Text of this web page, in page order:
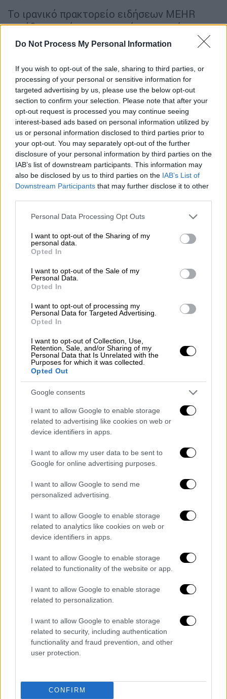
Do Not Process My Personal Information
If you wish to opt-out of the sale, sharing to third parties, or
processing of your personal or sensitive information for
targeted advertising by us, please use the below opt-out
section to confirm your selection. Please note that after your
opt-out request is processed you may continue seeing
interest-based ads based on personal information utilized by
us or personal information disclosed to third parties prior to
your opt-out. You may separately opt-out of the further
disclosure of your personal information by third parties on the
IAB’s list of downstream participants. This information may
also be disclosed by us to third parties on the IAB’s List of
Downstream Participants that may further disclose it to other
Please note that this website/app uses one or more Google
not limited to your visit or usage behaviour. You may click to
grant or deny consent to Google and its third-party tags to
use your data for below specified purposes in below Google
consent section.
Personal Data Processing Opt Outs
I want to opt-out of the Sharing of my
personal data.
Opted In
I want to opt-out of the Sale of my
Personal Data.
Opted In
I want to opt-out of processing my
Personal Data for Targeted Advertising.
Opted In
I want to opt-out of Collection, Use,
Retention, Sale, and/or Sharing of my
Personal Data that Is Unrelated with the
Purposes for which it was collected.
Opted Out
Google consents
I want to allow Google to enable storage
related to advertising like cookies on web or
device identifiers in apps.
I want to allow my user data to be sent to
Google for online advertising purposes.
I want to allow Google to send me
personalized advertising.
I want to allow Google to enable storage
related to analytics like cookies on web or
device identifiers in apps.
I want to allow Google to enable storage
related to functionality of the website or app.
I want to allow Google to enable storage
related to personalization.
I want to allow Google to enable storage
related to security, including authentication
functionality and fraud prevention, and other
user protection.
CONFIRM
Το ιρανικό πρακτορείο ειδήσεων MEHR
μετέδωσε κείμενο το οποίο παρουσίασε ως
το «μνημόνιο συνεννόησης», το πρωτόκολλο
οιΗΠΑκαι τοΙράν: προβλέπει μεταξύ άλλων
«την αποδέσμευση 24 δισεκ. δολαρίων που
έχουν παγώσει (σ.σ. στο εξωτερικό) κατά τη
διάρκεια της διαπραγμάτευσης 60 ημερών»
που θα αρχίσει μετά την υπογραφή, «το μισό»
από το οποίο «θα τεθεί στη διάθεση του Ιράν
πριν από την έναρξη των
διαπραγματεύσεων», κατά το κείμενο που
είχε ήδημεταδοθείαπό το MEHR προχθές
Σάββατο, ωστόσο δεν έχει επιβεβαιωθεί
επίσημα.
Η τελετή υπογραφής της συμφωνίας θα
διεξαχθεί την Παρασκευή 19 ηΙουνίου στη
Γενεύη, ενημέρωσε ο πακιστανός
αντιπρόεδροςΤζέι Ντι Βανς
γνωστοποίησε
ότι σκοπεύει να είναι παρών,
συμπληρώνοντας ότι είναι «πιθανή» η
παρουσία του αμερικανούπροέδρου Τραμπ.
Ο Γενικός Γραμματέας του ΟΗΕ
Γκουτέρες χαιρέτισε τη συμφωνία, «κρίσιμο
βήμα προς την ειρηνική επίλυση της
σύγκρουσης», όπως
δελτίο Τύπου το οποίο έδωσε στη
δημοσιότητα ο εκπρόσωπός του Στεφάν
Ντουζαρίκ.
Το Ιράν «επέβαλε τη θεία και ατσάλινη
θέλησή του στους αμερικανούς και
σιωνιστές εχθρούς», τους «ταπείνωσε
«ο εχθρός δεν είχε άλλη επιλογή παρά να
αποδεχτεί την ήττα και να παραδοθεί»,
υποστήριξε από την πλευρά του το γενικό
επιτελείο του ιρανικού στρατού, σύμφωνα
με την κρατική τηλεόραση.
Λίγη ώρα προτού ανακοινωθεί η συμφωνία,
Ανώτατο Συμβούλιο Εθνικής Ασφαλείας
προειδοποιούσε μέσω X ότι
επρόκειτο να υπάρξουν «άμεσα» αντίποινα
σε βομβαρδισμό του Ισραήλ με τρεις
νεκρούς σε νότιο προάστιο της Βηρυτού,
προπύργιο του σιιτικού κινήματος
Χεζμπολά
Λιβάνου, που πρόσκειται στηνΤεχεράνη
Ο αμερικανός πρόεδρος